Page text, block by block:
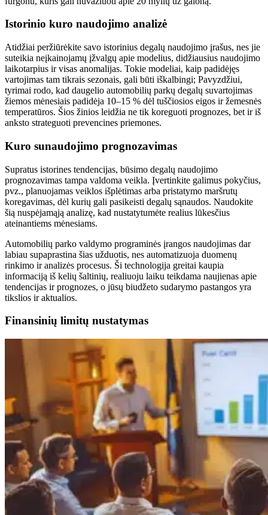
Istorinio kuro naudojimo analizė
Atidžiai peržiūrėkite savo istorinius degalų naudojimo įrašus, nes jie
suteikia neįkainojamų įžvalgų apie modelius, didžiausius naudojimo
laikotarpius ir visas anomalijas. Tokie modeliai, kaip padidėjęs
vartojimas tam tikrais sezonais, gali būti iškalbingi; Pavyzdžiui,
tyrimai rodo, kad daugelio automobilių parkų degalų suvartojimas
žiemos mėnesiais padidėja 10–15 % dėl tuščiosios eigos ir žemesnės
temperatūros. Šios žinios leidžia ne tik koreguoti prognozes, bet ir iš
anksto strateguoti prevencines priemones.
Kuro sunaudojimo prognozavimas
Supratus istorines tendencijas, būsimo degalų naudojimo
prognozavimas tampa valdoma veikla. Įvertinkite galimus pokyčius,
pvz., planuojamas veiklos išplėtimas arba pristatymo maršrutų
koregavimas, dėl kurių gali pasikeisti degalų sąnaudos. Naudokite
šią nuspėjamąją analizę, kad nustatytumėte realius lūkesčius
ateinantiems mėnesiams.
Automobilių parko valdymo programinės įrangos naudojimas dar
labiau supaprastina šias užduotis, nes automatizuoja duomenų
rinkimo ir analizės procesus. Ši technologija greitai kaupia
informaciją iš kelių šaltinių, realiuoju laiku teikdama naujienas apie
tendencijas ir prognozes, o jūsų biudžeto sudarymo pastangos yra
tikslios ir aktualios.
Finansinių limitų nustatymas